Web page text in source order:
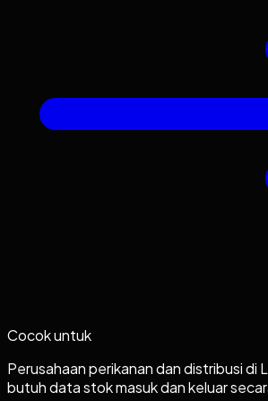
Cocok untuk
Perusahaan perikanan dan distribusi di
butuh data stok masuk dan keluar